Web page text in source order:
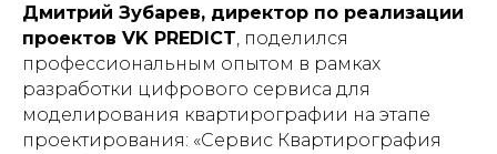
Дмитрий Зубарев, директор по реализации
проектов VK PREDICT, поделился
профессиональным опытом в рамках
разработки цифрового сервиса для
моделирования квартирографии на этапе
проектирования: «Сервис Квартирография